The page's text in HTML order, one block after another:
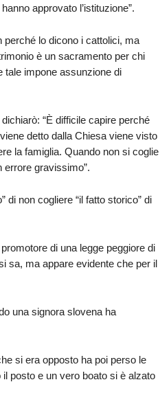
approvato l’istituzione”.
perché lo dicono i cattolici, ma
è un sacramento per chi
tale impone assunzione di
“È difficile capire perché
detto dalla Chiesa viene visto
la famiglia. Quando non si coglie
errore gravissimo”.
di non cogliere “il fatto storico” di
di una legge peggiore di
sa, ma appare evidente che per il
una signora slovena ha
si era opposto ha poi perso le
posto e un vero boato si è alzato